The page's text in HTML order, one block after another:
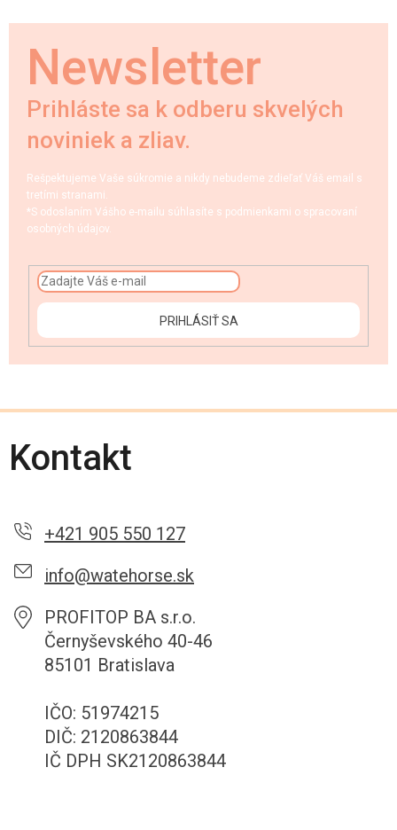
Newsletter
Prihláste sa k odberu skvelých
noviniek a zliav.
Rešpektujeme Vaše súkromie a nikdy nebudeme zdieľať Váš email s
tretími stranami.
*S odoslaním Vášho e-mailu súhlasíte s podmienkami o spracovaní
osobných údajov.
PRIHLÁSIŤ SA
Kontakt
+421 905 550 127
info@watehorse.sk
PROFITOP BA s.r.o.
Černyševského 40-46
85101 Bratislava
IČO: 51974215
DIČ: 2120863844
IČ DPH SK2120863844